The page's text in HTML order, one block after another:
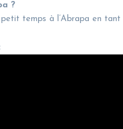
?
temps à l’Abrapa en tant